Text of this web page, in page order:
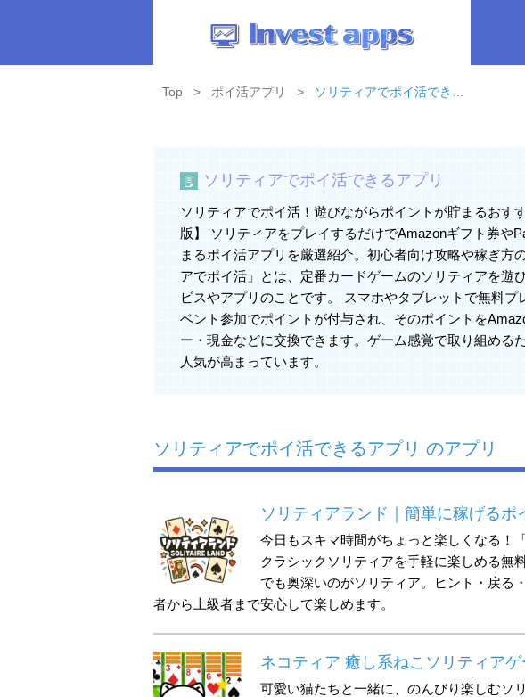
Top ポイ活アプリ ソリティアでポイ活できるアプリ
ソリティアでポイ活できるアプリ
ソリティアでポイ活！遊びながらポイントが貯まるおす
版】 ソリティアをプレイするだけでAmazonギフト券や
まるポイ活アプリを厳選紹介。初心者向け攻略や稼ぎ方
アでポイ活」とは、定番カードゲームのソリティアを遊
ビスやアプリのことです。 スマホやタブレットで無料プ
ベント参加でポイントが付与され、そのポイントを
ー・現金などに交換できます。ゲーム感覚で取り組める
人気が高まっています。
ソリティアでポイ活できるアプリ のアプリ
ソリティアランド｜簡単に稼げるポ
今日もスキマ時間がちょっと楽しくなる！
クラシックソリティアを手軽に楽しめる無
でも奥深いのがソリティア。ヒント・戻る
者から上級者まで安心して楽しめます。
ネコティア 癒し系ねこソリティアゲ
可愛い猫たちと一緒に、のんびり楽しむソ